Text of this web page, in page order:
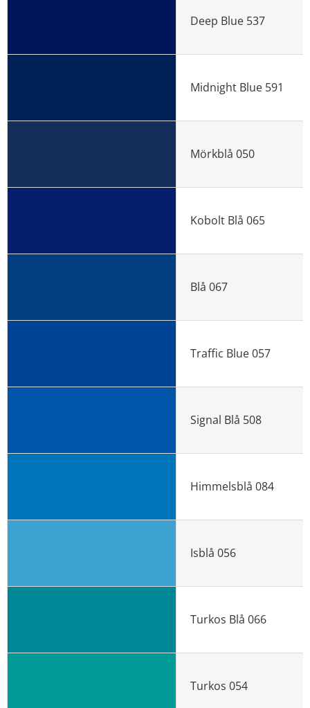
Deep Blue 537
Midnight Blue 591
Mörkblå 050
Kobolt Blå 065
Blå 067
Traffic Blue 057
Signal Blå 508
Himmelsblå 084
Isblå 056
Turkos Blå 066
Turkos 054